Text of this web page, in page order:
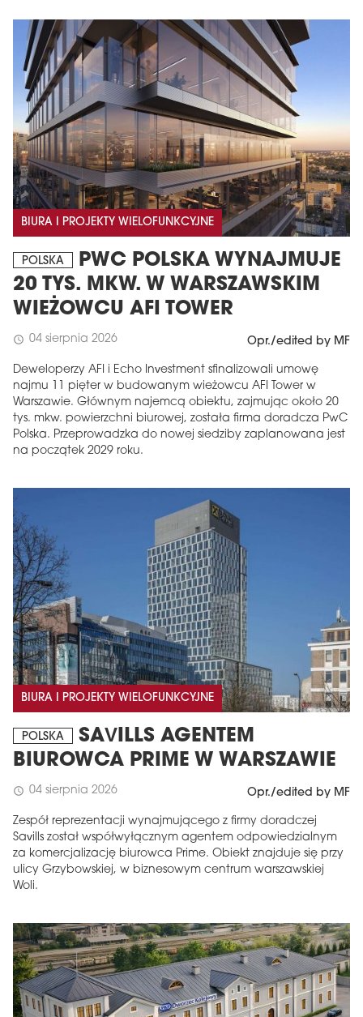
BIURA I PROJEKTY WIELOFUNKCYJNE
POLSKA
PWC POLSKA WYNAJMUJE
20 TYS. MKW. W WARSZAWSKIM
WIEŻOWCU AFI TOWER
schedule 04 sierpnia 2026 Opr./edited by MF
Deweloperzy AFI i Echo Investment sfinalizowali umowę
najmu 11 pięter w budowanym wieżowcu AFI Tower w
Warszawie. Głównym najemcą obiektu, zajmując około 20
tys. mkw. powierzchni biurowej, została firma doradcza PwC
Polska. Przeprowadzka do nowej siedziby zaplanowana jest
na początek 2029 roku.
BIURA I PROJEKTY WIELOFUNKCYJNE
POLSKA
SAVILLS AGENTEM
BIUROWCA PRIME W WARSZAWIE
schedule 04 sierpnia 2026 Opr./edited by MF
Zespół reprezentacji wynajmującego z firmy doradczej
Savills został współwyłącznym agentem odpowiedzialnym
za komercjalizację biurowca Prime. Obiekt znajduje się przy
ulicy Grzybowskiej, w biznesowym centrum warszawskiej
Woli.